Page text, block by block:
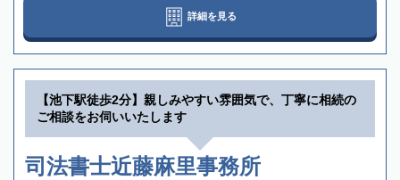
詳細を見る
【池下駅徒歩2分】親しみやすい雰囲気で、丁寧に相続の
ご相談をお伺いいたします
司法書士近藤麻里事務所